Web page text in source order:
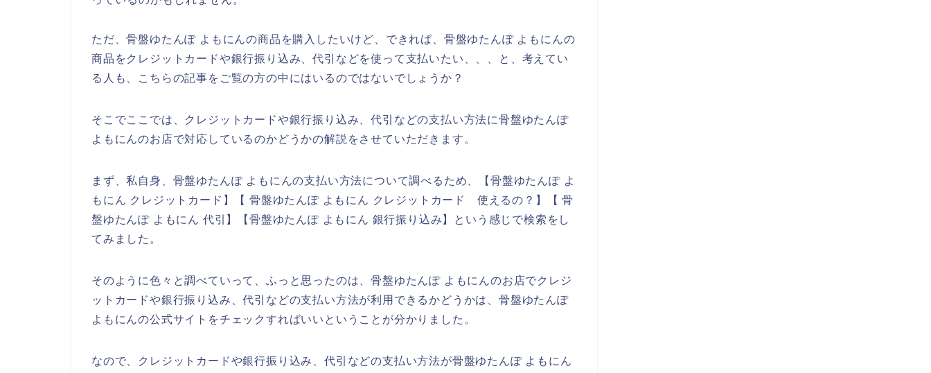
ただ、骨盤ゆたんぽ よもにんの商品を購入したいけど、できれば、骨盤ゆたんぽ よもにんの
商品をクレジットカードや銀行振り込み、代引などを使って支払いたい、、、と、考えてい
る人も、こちらの記事をご覧の方の中にはいるのではないでしょうか？
そこでここでは、クレジットカードや銀行振り込み、代引などの支払い方法に骨盤ゆたんぽ
よもにんのお店で対応しているのかどうかの解説をさせていただきます。
まず、私自身、骨盤ゆたんぽ よもにんの支払い方法について調べるため、【骨盤ゆたんぽ よ
もにん クレジットカード】【 骨盤ゆたんぽ よもにん クレジットカード 使えるの？】【 骨
盤ゆたんぽ よもにん 代引】【骨盤ゆたんぽ よもにん 銀行振り込み】という感じで検索をし
てみました。
そのように色々と調べていって、ふっと思ったのは、骨盤ゆたんぽ よもにんのお店でクレジ
ットカードや銀行振り込み、代引などの支払い方法が利用できるかどうかは、骨盤ゆたんぽ
よもにんの公式サイトをチェックすればいいということが分かりました。
なので、クレジットカードや銀行振り込み、代引などの支払い方法が骨盤ゆたんぽ よもにん